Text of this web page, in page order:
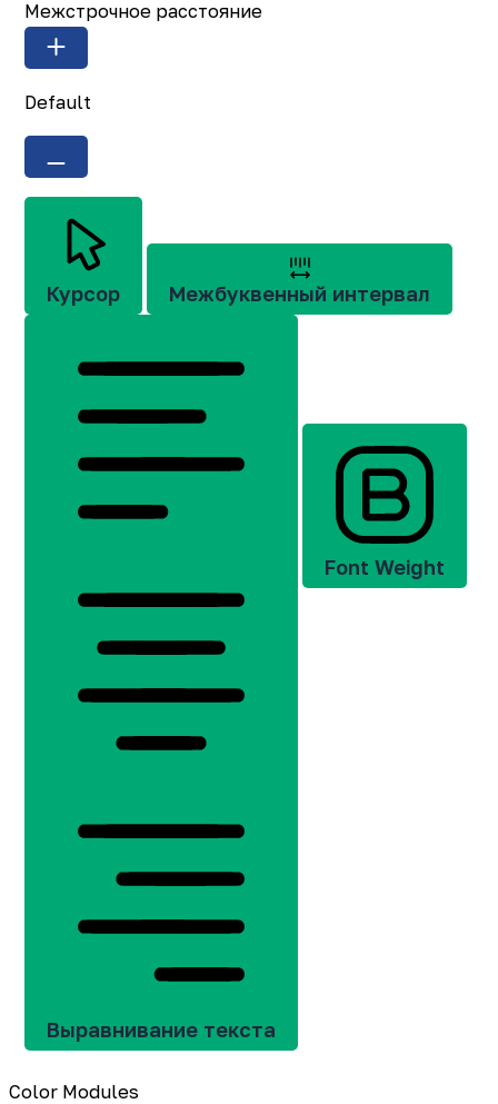
Межстрочное расстояние
Default
Курсор Межбуквенный интервал
Выравнивание текста
Font Weight
Color Modules